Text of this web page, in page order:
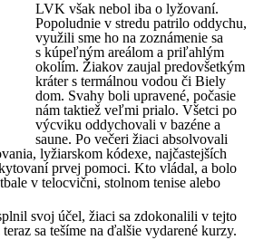
LVK však nebol iba o lyžovaní.
Popoludnie v stredu patrilo oddychu,
využili sme ho na zoznámenie sa
s kúpeľným areálom a priľahlým
okolím. Žiakov zaujal predovšetkým
kráter s termálnou vodou či Biely
dom. Svahy boli upravené, počasie
nám taktiež veľmi prialo. Všetci po
výcviku oddychovali v bazéne a
saune. Po večeri žiaci absolvovali
lyžiarskom kódexe, najčastejších
prvej pomoci. Kto vládal, a bolo
v telocvični, stolnom tenise alebo
svoj účel, žiaci sa zdokonalili v tejto
sa tešíme na ďalšie vydarené kurzy.